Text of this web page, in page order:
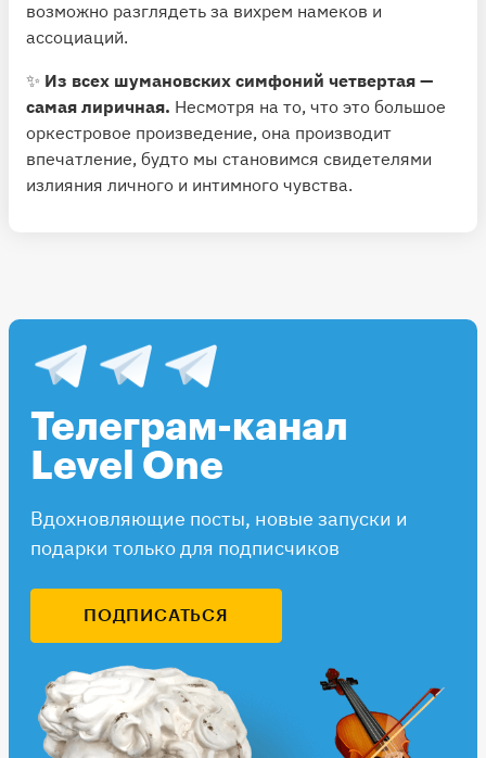
возможно разглядеть за вихрем намеков и
ассоциаций.
✨ Из всех шумановских симфоний четвертая —
самая лиричная. Несмотря на то, что это большое
оркестровое произведение, она производит
впечатление, будто мы становимся свидетелями
излияния личного и интимного чувства.
Телеграм-канал
Level One
Вдохновляющие посты, новые запуски и
подарки только для подписчиков
ПОДПИСАТЬСЯ